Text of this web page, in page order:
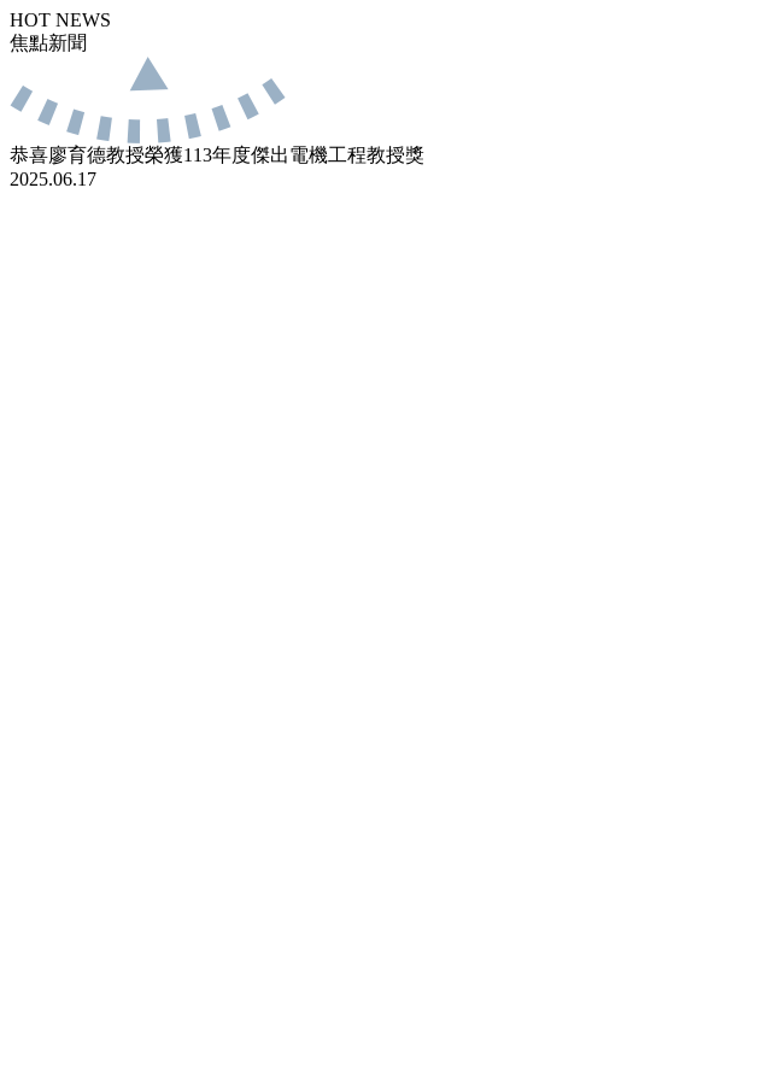
HOT NEWS
焦點新聞
恭喜廖育德教授榮獲113年度傑出電機工程教授獎
2025.06.17